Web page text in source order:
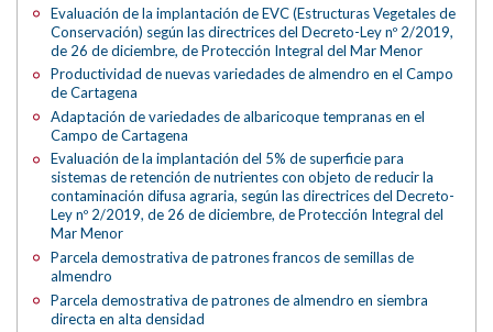
Evaluación de la implantación de EVC (Estructuras Vegetales de
Conservación) según las directrices del Decreto-Ley nº 2/2019,
de 26 de diciembre, de Protección Integral del Mar Menor
Productividad de nuevas variedades de almendro en el Campo
de Cartagena
Adaptación de variedades de albaricoque tempranas en el
Campo de Cartagena
Evaluación de la implantación del 5% de superficie para
sistemas de retención de nutrientes con objeto de reducir la
contaminación difusa agraria, según las directrices del Decreto-
Ley nº 2/2019, de 26 de diciembre, de Protección Integral del
Mar Menor
Parcela demostrativa de patrones francos de semillas de
almendro
Parcela demostrativa de patrones de almendro en siembra
directa en alta densidad